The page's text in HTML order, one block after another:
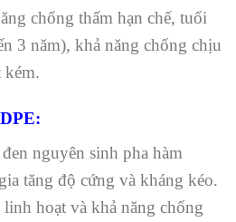
chống thấm hạn chế, tuổi
3 năm), khả năng chống chịu
kém.
nguyên sinh pha hàm
tăng độ cứng và kháng kéo.
hoạt và khả năng chống